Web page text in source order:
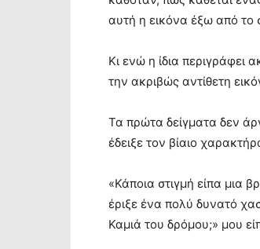
αυτή η εικόνα έξω από το
Κι ενώ η ίδια περιγράφει
την ακριβώς αντίθετη
Τα πρώτα δείγματα δεν
έδειξε τον βίαιο
«Κάποια στιγμή είπα μια
έριξε ένα πολύ δυνατό
Καμιά του δρόμου;» μου